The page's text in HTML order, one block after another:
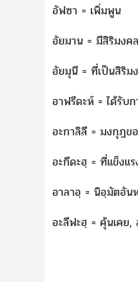
อัฟซา = เพิ่มพูน
อัยมาน = มีสิริมงค
อัยมุนี = ที่เป็นสิริม
อาฟรีดะห์ = ได้รับ
อะกาลิลี = มงกุฎข
อะกีดะฮฺ = ที่แข็งแ
อาลาอฺ = นิอฺมัตอัน
อะลีฟะฮฺ = คุ้นเคย